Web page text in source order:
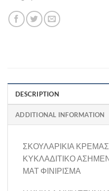
DESCRIPTION
ADDITIONAL INFORMATION
ΣΚΟΥΛΑΡΙΚΙΑ
ΚΥΚΛΑΔΙΤΙΚΟ
ΜΑΤ ΦΙΝΙΡΙΣΜΑ